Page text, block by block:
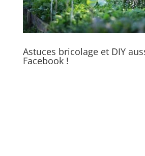
Astuces bricolage et DIY
Facebook !